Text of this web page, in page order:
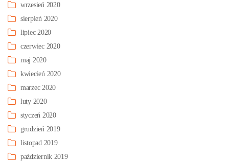
wrzesień 2020
sierpień 2020
lipiec 2020
czerwiec 2020
maj 2020
kwiecień 2020
marzec 2020
luty 2020
styczeń 2020
grudzień 2019
listopad 2019
październik 2019